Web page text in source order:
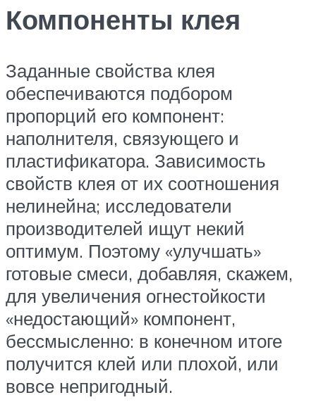
Компоненты клея
Заданные свойства клея
обеспечиваются подбором
пропорций его компонент:
наполнителя, связующего и
пластификатора. Зависимость
свойств клея от их соотношения
нелинейна; исследователи
производителей ищут некий
оптимум. Поэтому «улучшать»
готовые смеси, добавляя, скажем,
для увеличения огнестойкости
«недостающий» компонент,
бессмысленно: в конечном итоге
получится клей или плохой, или
вовсе непригодный.